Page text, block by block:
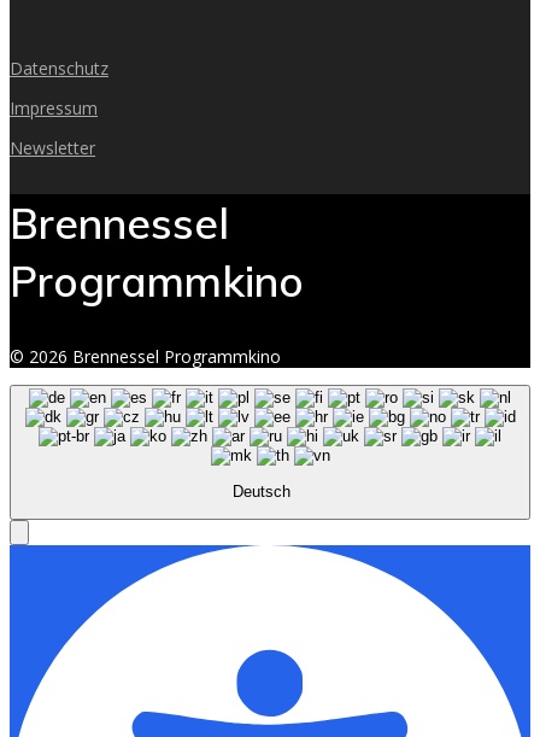
Datenschutz
Impressum
Newsletter
Brennessel
Programmkino
© 2026 Brennessel Programmkino
Deutsch